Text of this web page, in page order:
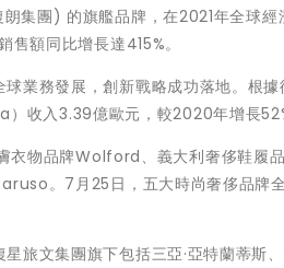
團) 的旗艦品牌，在2021年全球經
額同比增長達415%。
業務發展，創新戰略成功落地。根
收入3.39億歐元，較2020年增長
衣物品牌Wolford、義大利奢侈鞋履
。7月25日，五大時尚奢侈品牌
星旅文集團旗下包括三亞·亞特蘭蒂